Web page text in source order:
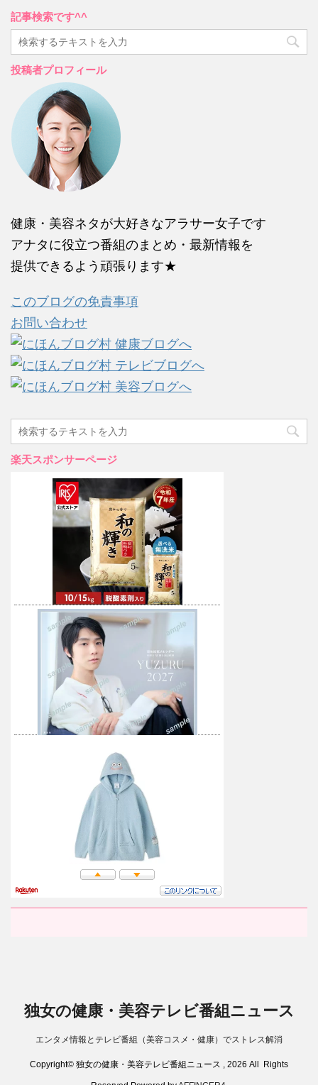
記事検索です^^
投稿者プロフィール
健康・美容ネタが大好きなアラサー女子です
アナタに役立つ番組のまとめ・最新情報を
提供できるよう頑張ります★
このブログの免責事項
お問い合わせ
楽天スポンサーページ
独女の健康・美容テレビ番組ニュース
エンタメ情報とテレビ番組（美容コスメ・健康）でストレス解消
Copyright© 独女の健康・美容テレビ番組ニュース , 2026 All Rights